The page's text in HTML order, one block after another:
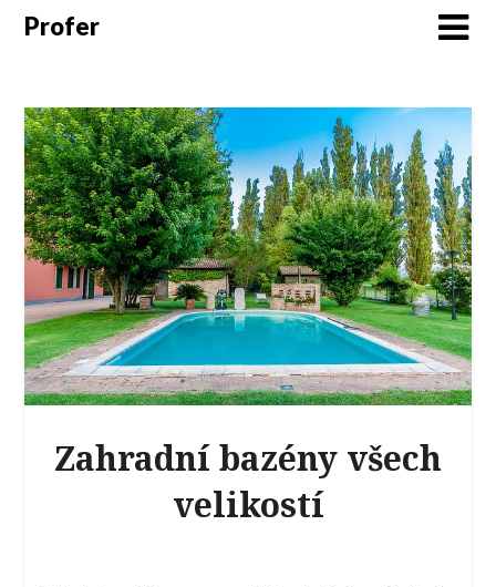
Profer
Zahradní bazény všech
velikostí